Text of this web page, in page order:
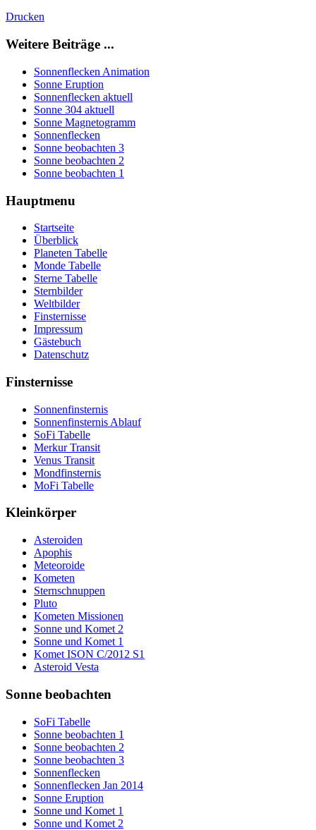
Drucken
Weitere Beiträge ...
Sonnenflecken Animation
Sonne Eruption
Sonnenflecken aktuell
Sonne 304 aktuell
Sonne Magnetogramm
Sonnenflecken
Sonne beobachten 3
Sonne beobachten 2
Sonne beobachten 1
Hauptmenu
Startseite
Überblick
Planeten Tabelle
Monde Tabelle
Sterne Tabelle
Sternbilder
Weltbilder
Finsternisse
Impressum
Gästebuch
Datenschutz
Finsternisse
Sonnenfinsternis
Sonnenfinsternis Ablauf
SoFi Tabelle
Merkur Transit
Venus Transit
Mondfinsternis
MoFi Tabelle
Kleinkörper
Asteroiden
Apophis
Meteoroide
Kometen
Sternschnuppen
Pluto
Kometen Missionen
Sonne und Komet 2
Sonne und Komet 1
Komet ISON C/2012 S1
Asteroid Vesta
Sonne beobachten
SoFi Tabelle
Sonne beobachten 1
Sonne beobachten 2
Sonne beobachten 3
Sonnenflecken
Sonnenflecken Jan 2014
Sonne Eruption
Sonne und Komet 1
Sonne und Komet 2